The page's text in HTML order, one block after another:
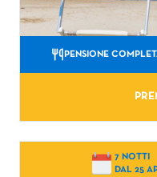
PENSIONE
7 NOTTI
DAL 25